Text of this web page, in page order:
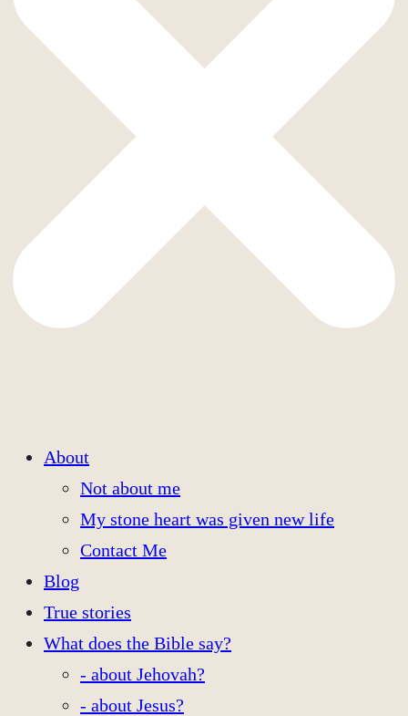
About
Not about me
My stone heart was given new life
Contact Me
Blog
True stories
What does the Bible say?
- about Jehovah?
- about Jesus?